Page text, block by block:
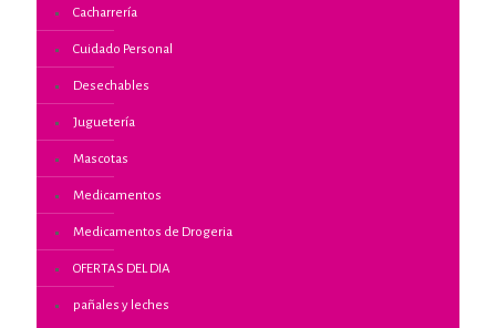
Cacharrería
Cuidado Personal
Desechables
Juguetería
Mascotas
Medicamentos
Medicamentos de Drogeria
OFERTAS DEL DIA
pañales y leches